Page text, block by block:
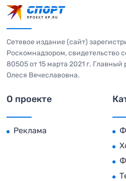
Сетевое издание (сайт)
Роскомнадзором, свидетельство
80505 от 15 марта 2021 г.
Олеся Вячеславовна.
О проекте
Реклама